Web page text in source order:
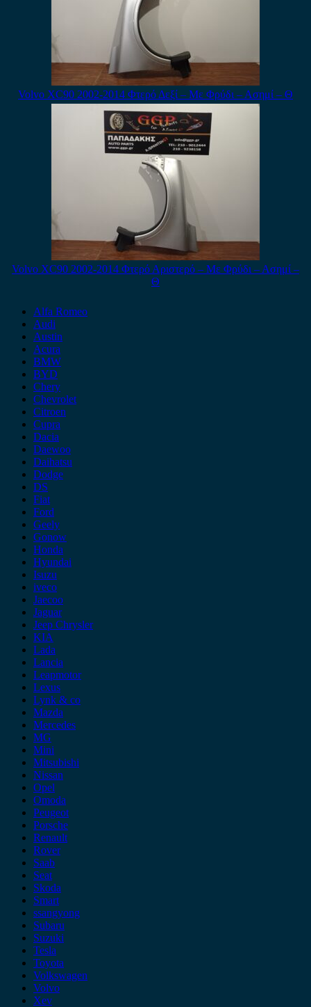
Volvo XC90 2002-2014 Φτερό Δεξί – Με Φρύδι – Ασημί – Θ
Volvo XC90 2002-2014 Φτερό Αριστερό – Με Φρύδι – Ασημί –
Θ
Alfa Romeo
Audi
Austin
Acura
BMW
BYD
Chery
Chevrolet
Citroen
Cupra
Dacia
Daewoo
Daihatsu
Dodge
DS
Fiat
Ford
Geely
Gonow
Honda
Hyundai
Isuzu
iveco
Jaecoo
Jaguar
Jeep Chrysler
KIA
Lada
Lancia
Leapmotor
Lexus
Lynk & co
Mazda
Mercedes
MG
Mini
Mitsubishi
Nissan
Opel
Omoda
Peugeot
Porsche
Renault
Rover
Saab
Seat
Skoda
Smart
ssangyong
Subaru
Suzuki
Tesla
Toyota
Volkswagen
Volvo
Xev